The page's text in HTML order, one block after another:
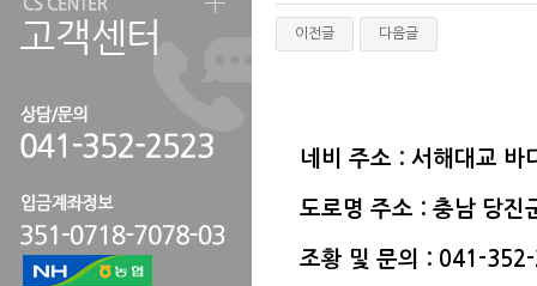
이전글 다음글
네비 주소 : 서해대교 바
도로명 주소 : 충남 당
조황 및 문의 : 041-